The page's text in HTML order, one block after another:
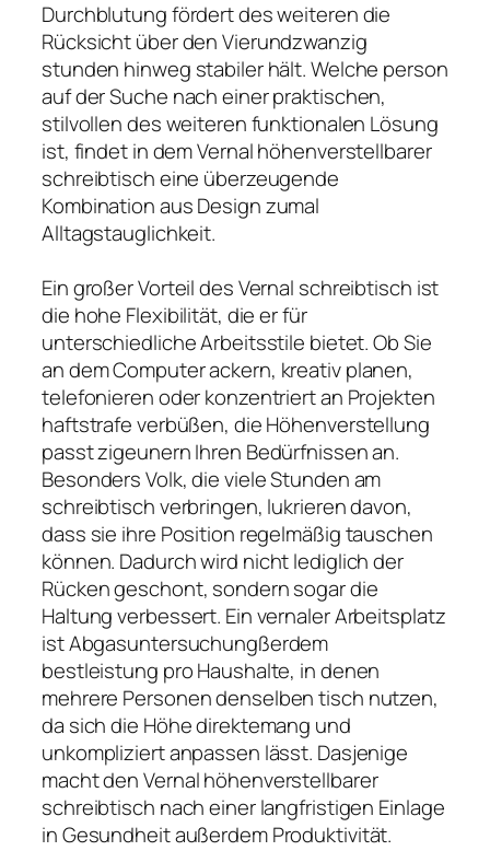
Durchblutung fördert des weiteren die
Rücksicht über den Vierundzwanzig
stunden hinweg stabiler hält. Welche person
auf der Suche nach einer praktischen,
stilvollen des weiteren funktionalen Lösung
ist, findet in dem Vernal höhenverstellbarer
schreibtisch eine überzeugende
Kombination aus Design zumal
Alltagstauglichkeit.
Ein großer Vorteil des Vernal schreibtisch ist
die hohe Flexibilität, die er für
unterschiedliche Arbeitsstile bietet. Ob Sie
an dem Computer ackern, kreativ planen,
telefonieren oder konzentriert an Projekten
haftstrafe verbüßen, die Höhenverstellung
passt zigeunern Ihren Bedürfnissen an.
Besonders Volk, die viele Stunden am
schreibtisch verbringen, lukrieren davon,
dass sie ihre Position regelmäßig tauschen
können. Dadurch wird nicht lediglich der
Rücken geschont, sondern sogar die
Haltung verbessert. Ein vernaler Arbeitsplatz
ist Abgasuntersuchungßerdem
bestleistung pro Haushalte, in denen
mehrere Personen denselben tisch nutzen,
da sich die Höhe direktemang und
unkompliziert anpassen lässt. Dasjenige
macht den Vernal höhenverstellbarer
schreibtisch nach einer langfristigen Einlage
in Gesundheit außerdem Produktivität.